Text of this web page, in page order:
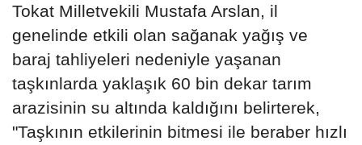
Tokat Milletvekili Mustafa Arslan, il
genelinde etkili olan sağanak yağış ve
baraj tahliyeleri nedeniyle yaşanan
taşkınlarda yaklaşık 60 bin dekar tarım
arazisinin su altında kaldığını belirterek,
"Taşkının etkilerinin bitmesi ile beraber hızlı